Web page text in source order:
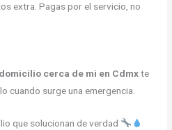
extra. Pagas por el servicio, no
cerca de mi en Cdmxte
cuando surge una emergencia.
que solucionan de verdad